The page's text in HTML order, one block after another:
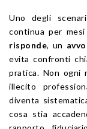
Uno degli
continua per
risponde, un
evita confronti
pratica. Non ogni
illecito
diventa
cosa stia